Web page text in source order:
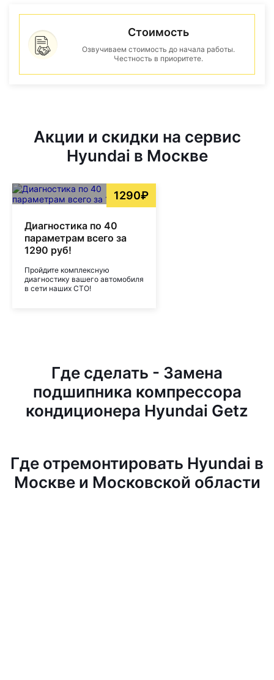
Стоимость
Озвучиваем стоимость до начала работы.
Честность в приоритете.
Акции и скидки на сервис
Hyundai в Москве
1290₽
Диагностика по 40
параметрам всего за
1290 руб!
Пройдите комплексную
диагностику вашего автомобиля
в сети наших СТО!
Где сделать - Замена
подшипника компрессора
кондиционера Hyundai Getz
Где отремонтировать Hyundai в
Москве и Московской области